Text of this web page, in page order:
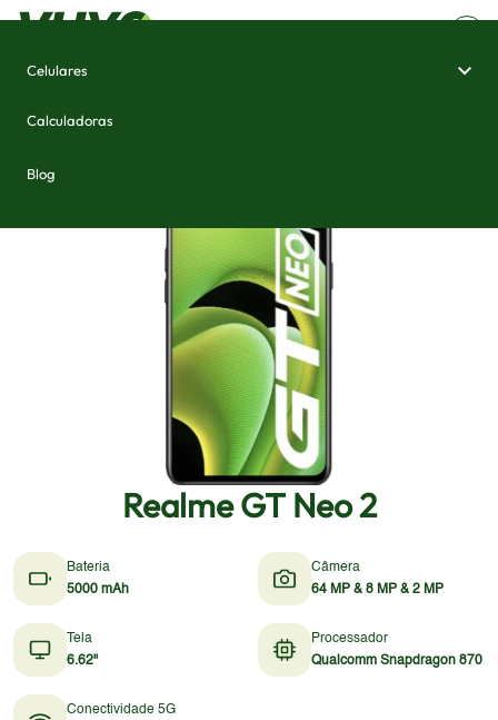
Celulares
Calculadoras
Blog
Realme GT Neo 2
Bateria
5000 mAh
Câmera
64 MP & 8 MP & 2 MP
Tela
6.62"
Processador
Qualcomm Snapdragon 870
Conectividade 5G